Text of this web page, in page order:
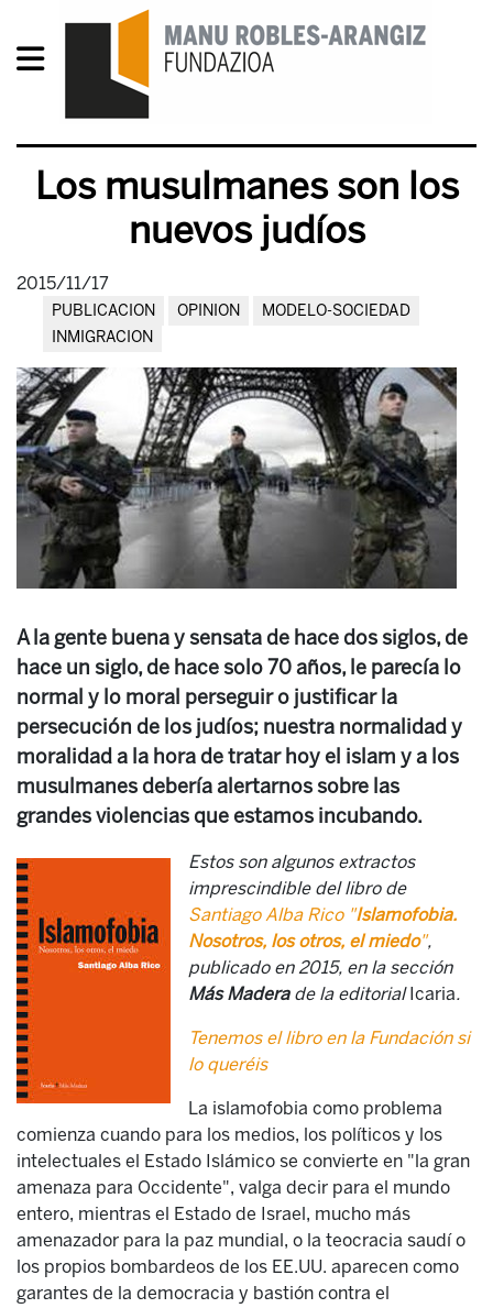
Los musulmanes son los
nuevos judíos
2015/11/17
PUBLICACION OPINION
MODELO-SOCIEDAD
INMIGRACION
A la gente buena y sensata de hace dos siglos, de
hace un siglo, de hace solo 70 años, le parecía lo
normal y lo moral perseguir o justificar la
persecución de los judíos; nuestra normalidad y
moralidad a la hora de tratar hoy el islam y a los
musulmanes debería alertarnos sobre las
grandes violencias que estamos incubando.
Estos son algunos extractos
imprescindible del libro de
Santiago Alba Rico "Islamofobia.
Nosotros, los otros, el miedo",
publicado en 2015, en la sección
Más Maderade la editorialIcaria.
Tenemos el libro en la Fundación si
lo queréis
La islamofobia como problema
comienza cuando para los medios, los políticos y los
intelectuales el Estado Islámico se convierte en "la gran
amenaza para Occidente", valga decir para el mundo
entero, mientras el Estado de Israel, mucho más
amenazador para la paz mundial, o la teocracia saudí o
los propios bombardeos de los EE.UU. aparecen como
garantes de la democracia y bastión contra el